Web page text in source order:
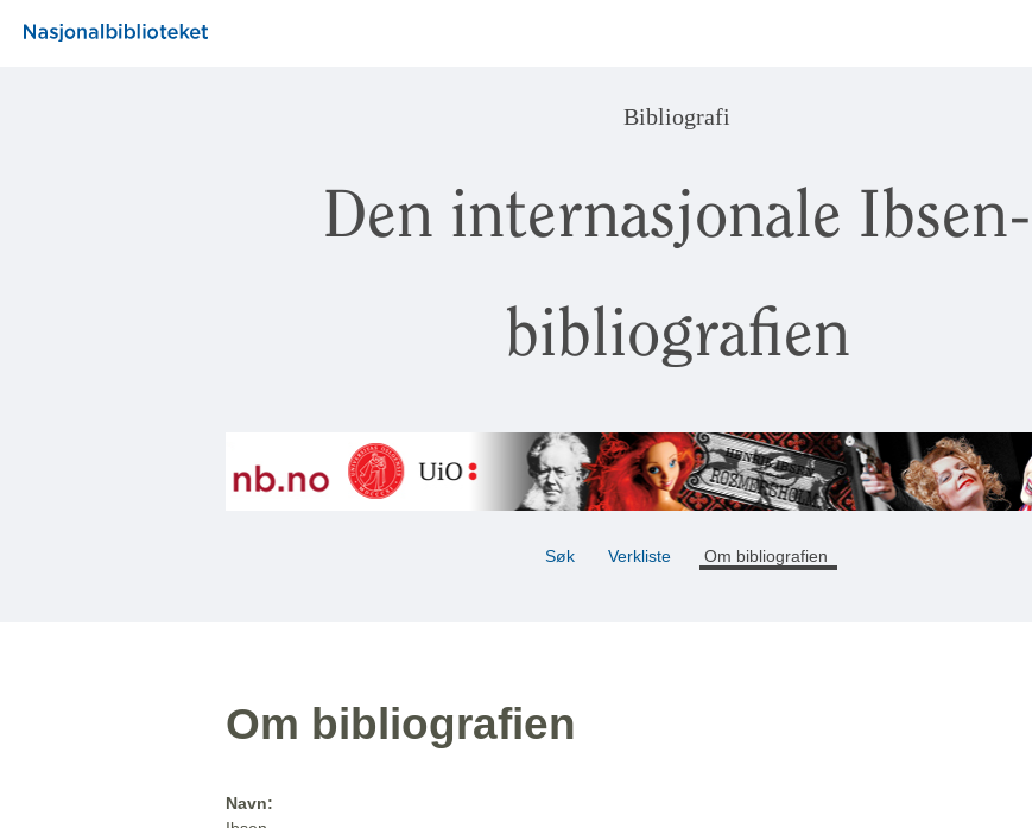
Bibliografi
Den internasjonale Ibsen-
bibliografien
Søk Verkliste Om bibliografien
Om bibliografien
Navn: